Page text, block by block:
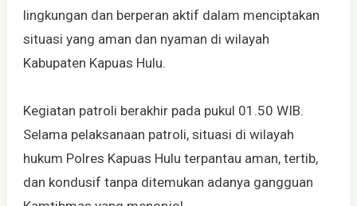
lingkungan dan berperan aktif dalam menciptakan
situasi yang aman dan nyaman di wilayah
Kabupaten Kapuas Hulu.
Kegiatan patroli berakhir pada pukul 01.50 WIB.
Selama pelaksanaan patroli, situasi di wilayah
hukum Polres Kapuas Hulu terpantau aman, tertib,
dan kondusif tanpa ditemukan adanya gangguan